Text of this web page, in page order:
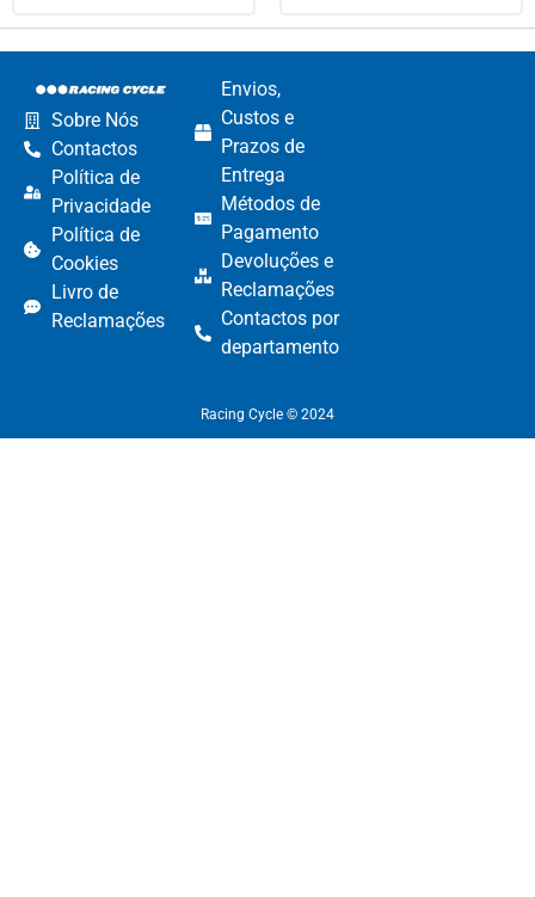
Sobre Nós
Contactos
Política de
Privacidade
Política de
Cookies
Livro de
Reclamações
Envios,
Custos e
Prazos de
Entrega
Métodos de
Pagamento​
Devoluções e
Reclamações​
Contactos por
departamento​
Racing Cycle © 2024